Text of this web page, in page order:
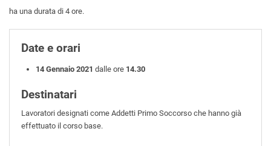
ha una durata di 4 ore.
Date e orari
14 Gennaio 2021 dalle ore 14.30
Destinatari
Lavoratori designati come Addetti Primo Soccorso che hanno già
effettuato il corso base.